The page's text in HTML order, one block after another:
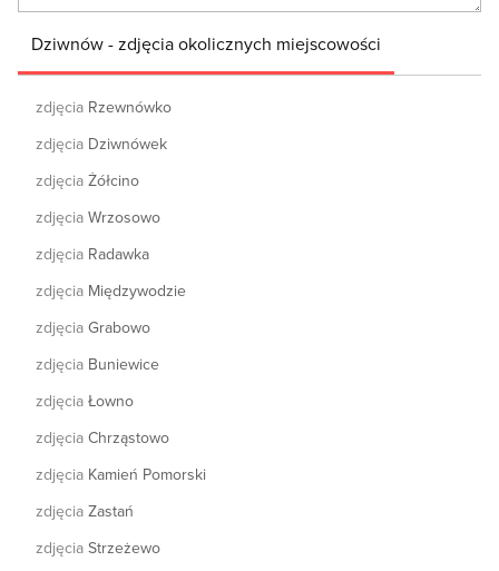
Dziwnów - zdjęcia okolicznych miejscowości
zdjęcia Rzewnówko
zdjęcia Dziwnówek
zdjęcia Żółcino
zdjęcia Wrzosowo
zdjęcia Radawka
zdjęcia Międzywodzie
zdjęcia Grabowo
zdjęcia Buniewice
zdjęcia Łowno
zdjęcia Chrząstowo
zdjęcia Kamień Pomorski
zdjęcia Zastań
zdjęcia Strzeżewo